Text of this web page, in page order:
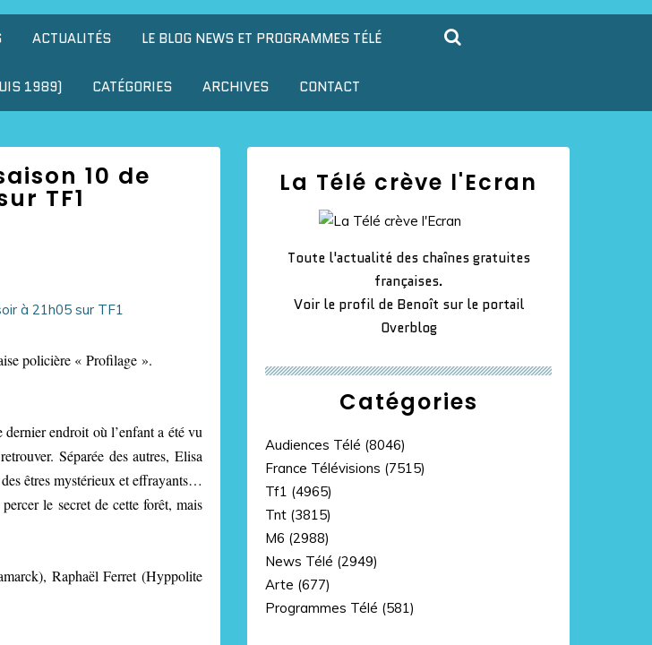
ACTUALITÉS LE BLOG NEWS ET PROGRAMMES TÉLÉ
1989) CATÉGORIES ARCHIVES CONTACT
10 de
TF1
policière « Profilage ».
endroit où l’enfant a été vu
Séparée des autres, Elisa
êtres mystérieux et effrayants…
le secret de cette forêt, mais
Raphaël Ferret (Hyppolite
Catégories
Audiences Télé (8046)
France Télévisions (7515)
Tf1 (4965)
Tnt (3815)
M6 (2988)
News Télé (2949)
Arte (677)
Programmes Télé (581)
La Télé crève l'Ecran
Toute l'actualité des chaînes gratuites
françaises.
Voir le profil de Benoît sur le portail
Overblog